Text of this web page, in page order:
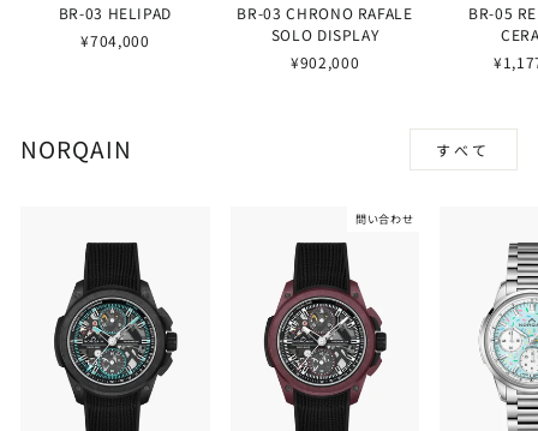
BR-03 HELIPAD
¥704,000
BR-03 CHRONO RAFALE
SOLO DISPLAY
¥902,000
BR-05
NORQAIN すべて
問い合わせ